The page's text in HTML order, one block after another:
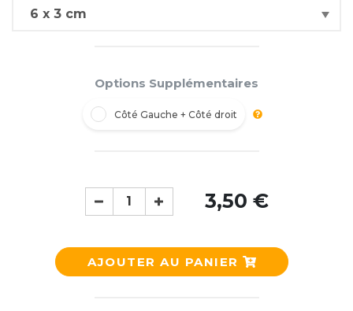
Options Supplémentaires
Côté Gauche + Côté droit
3,50 €
AJOUTER AU PANIER